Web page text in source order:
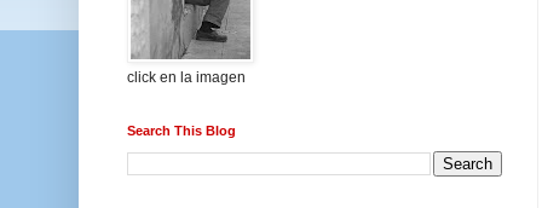
click en la imagen
Search This Blog